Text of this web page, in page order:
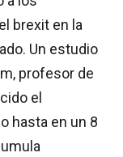
brexit en la
Un estudio
profesor de
el
hasta en un 8